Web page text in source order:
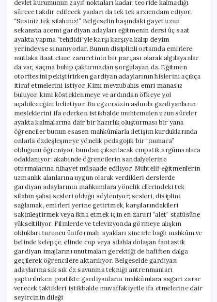
devlet kurumunun zayıf noktaları kadar, teoride kalmadığı
sürece takdir edilecek yanları da tek tek arzıendam ediyor.
“Sesiniz tek silahınız!” Belgeselin başındaki gayet uzun
sekansta acemi gardiyan adayları eğitmenin dersi üç saat
ayakta yapma “tehdidi”yle karşı karşıya kalıp deyim
yerindeyse sınanıyorlar. Bunun disiplinli ortamda emirlere
mutlaka itaat etme zaruretinin bir parçası olarak algılayanlar
da var, saçma bulup çaktırmadan sorgulayan da. Eğitmen
otoritesini pekiştirirken gardiyan adaylarının hislerini açıkça
itiraf etmelerini istiyor. Kimi mevzubahis emri manasız
buluyor, kimi kösteklenmeye ve ardından öfkeye yol
açabileceğini belirtiyor. Bu egzersizin aslında gardiyanların
mesleklerini ifa ederken istikbalde muhtemelen uzun süreler
ayakta kalmalarına dair bir hazırlık oluşturması bir yana
öğrenciler bunun esasen mahkûmlarla iletişim kurduklarında
onlarla özdeşleşmeye yönelik pedagojik bir “numara”
olduğunu öğreniyor, bundan çıkarılacak empatik argümanlara
odaklanıyor; akabinde öğrencilerin sandalyelerine
oturmalarına nihayet müsaade ediliyor. Muhtelif eğitmenlerin
uzmanlık alanlarına uygun olarak verdikleri derslerde
gardiyan adaylarının mahkumlara yönelik ellerindeki tek
silahın şahsi sesleri olduğu söyleniyor; sesleri, disiplini
sağlamak, emirleri yerine getirtmek, karşılarındakileri
sakinleştirmek veya ikna etmek için en zaruri “alet” statüsüne
yükseltiliyor. Filmlerde ve televizyonda görmeye alışkın
oldukları turuncu üniformalı, ayakları zincirle bağlı mahkûm ve
belinde kelepçe, elinde cop veya silahla dolaşan fantastik
gardiyan imajlarını unutmaları gerektiği de hafiften dalga
geçilerek öğrencilere aktarılıyor. Belgeselde gardiyan
adaylarına sık sık öz savunma tekniği antrenmanları
yaptırılırken, pratikte gardiyanların mahkûmlara asgari zarar
verecek taktikleri istikbalde muvaffakiyetle ifa etmelerine dair
seyircinin dileği